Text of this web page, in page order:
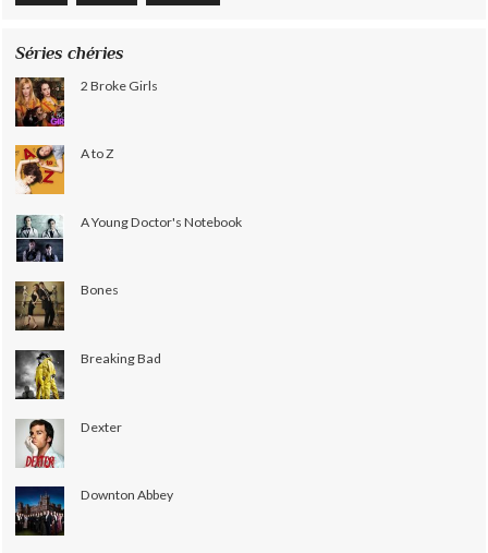
Séries chéries
2 Broke Girls
A to Z
A Young Doctor's Notebook
Bones
Breaking Bad
Dexter
Downton Abbey